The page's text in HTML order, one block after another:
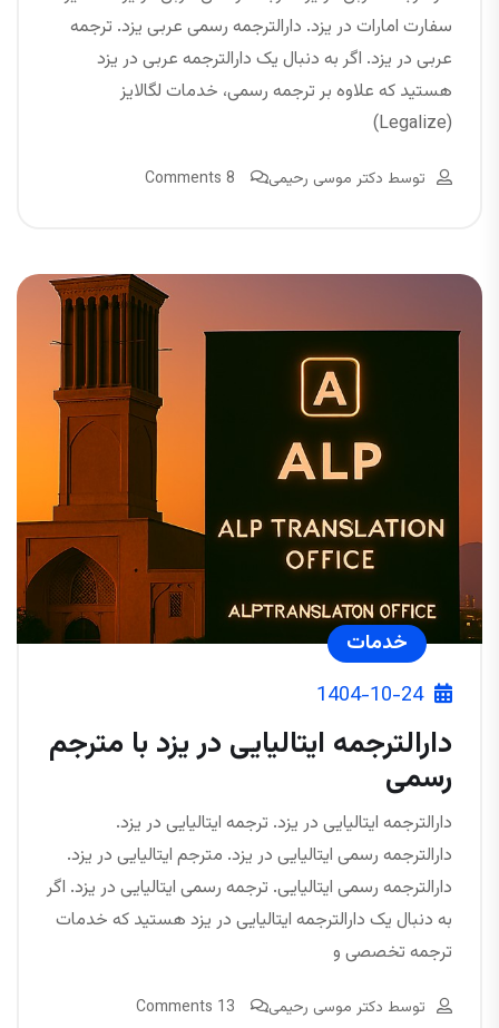
سفارت امارات در یزد. دارالترجمه رسمی عربی یزد. ترجمه
عربی در یزد. اگر به دنبال یک دارالترجمه عربی در یزد
هستید که علاوه بر ترجمه رسمی، خدمات لگالایز
(Legalize)
توسط دکتر موسی رحیمی 8 Comments
خدمات
1404-10-24
دارالترجمه ایتالیایی در یزد با مترجم
رسمی
دارالترجمه ایتالیایی در یزد. ترجمه ایتالیایی در یزد.
دارالترجمه رسمی ایتالیایی در یزد. مترجم ایتالیایی در یزد.
دارالترجمه رسمی ایتالیایی. ترجمه رسمی ایتالیایی در یزد. اگر
به دنبال یک دارالترجمه ایتالیایی در یزد هستید که خدمات
ترجمه تخصصی و
توسط دکتر موسی رحیمی 13 Comments